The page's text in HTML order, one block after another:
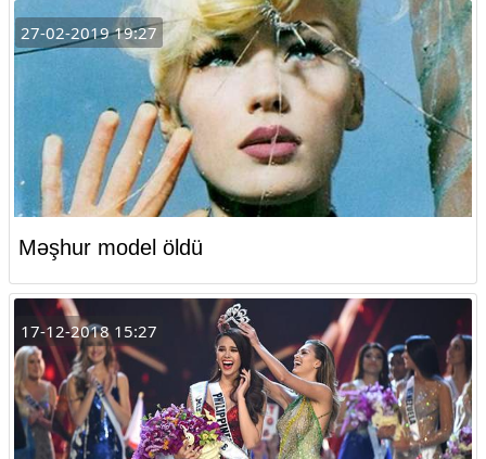
27-02-2019 19:27
Məşhur model öldü
17-12-2018 15:27